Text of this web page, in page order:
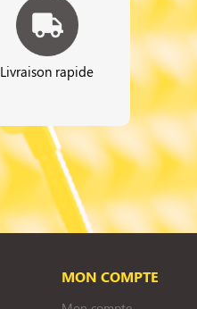
Livraison rapide
MON COMPTE